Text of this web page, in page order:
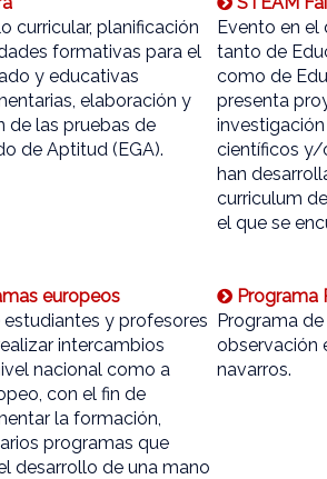
curricular, planificación
formativas para el
y educativas
elaboración y
de las pruebas de
de Aptitud (EGA).
Evento en el
tanto de
como de
presenta
científicos
han
curriculum
el que se
europeos
estudiantes y profesores
intercambios
nacional como a
con el fin de
la formación,
programas que
desarrollo de una mano
Programa
Programa
observación
navarros.